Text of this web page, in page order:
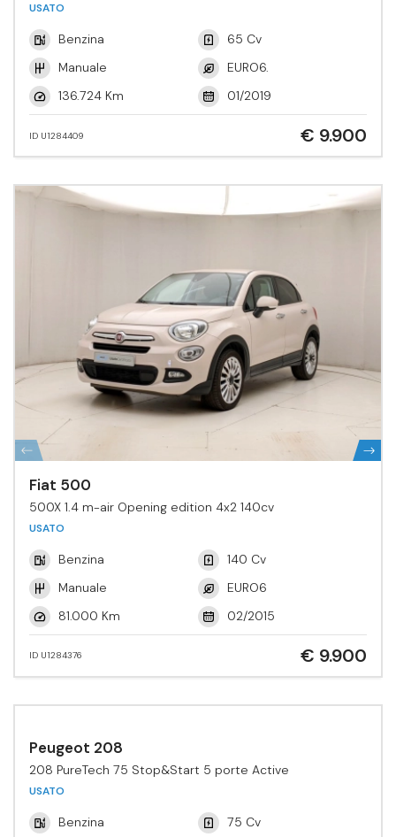
USATO
Benzina
65 Cv
Manuale
EURO6.
136.724 Km
01/2019
ID U1284409 € 9.900
Fiat 500
500X 1.4 m-air Opening edition 4x2 140cv
USATO
Benzina
140 Cv
Manuale
EURO6
81.000 Km
02/2015
ID U1284376 € 9.900
Peugeot 208
208 PureTech 75 Stop&Start 5 porte Active
USATO
Benzina
75 Cv